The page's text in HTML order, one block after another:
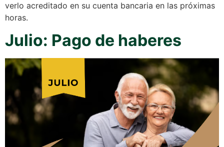
verlo acreditado en su cuenta bancaria en las próximas
horas.
Julio: Pago de haberes